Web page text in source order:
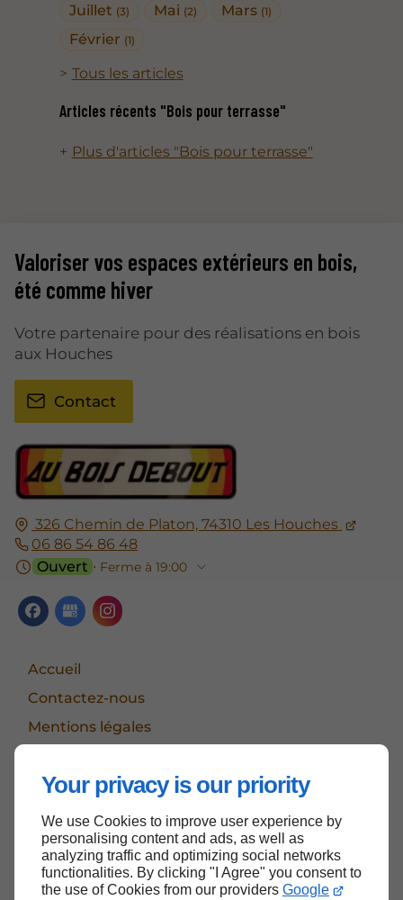
Your privacy is our priority
We use Cookies to improve user experience by
personalising content and ads, as well as
analyzing traffic and optimizing social networks
functionalities. By clicking "I Agree" you consent to
the use of Cookies from our providers Google
Juillet (3) Mai (2) Mars (1)
Février (1)
Tous les articles
Articles récents "Bois pour terrasse"
Plus d'articles "Bois pour terrasse"
326 Chemin de Platon, 74310 Les Houches
06 86 54 86 48
Ouvert ⋅ Ferme à 19:00
Accueil
Contactez-nous
Mentions légales
Valoriser vos espaces extérieurs en bois,
été comme hiver
Votre partenaire pour des réalisations en bois
aux Houches
Contact
Haut de page